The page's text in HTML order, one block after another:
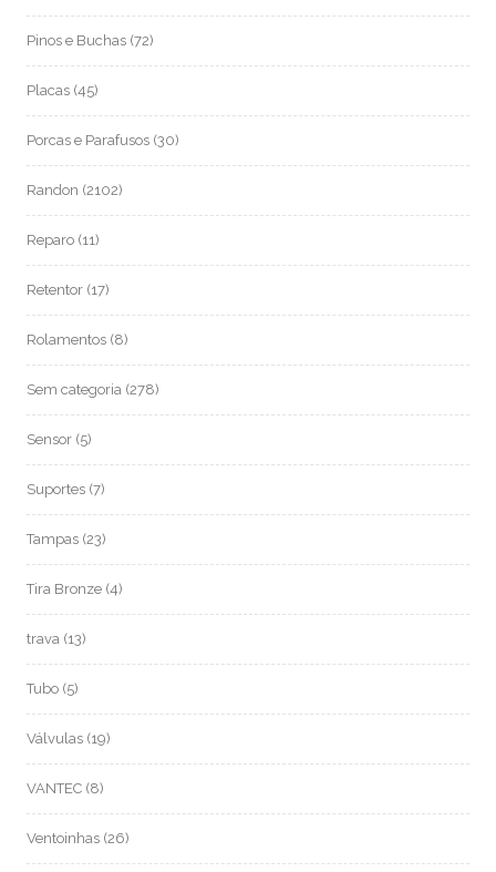
Pinos e Buchas (72)
Placas (45)
Porcas e Parafusos (30)
Randon (2102)
Reparo (11)
Retentor (17)
Rolamentos (8)
Sem categoria (278)
Sensor (5)
Suportes (7)
Tampas (23)
Tira Bronze (4)
trava (13)
Tubo (5)
Válvulas (19)
VANTEC (8)
Ventoinhas (26)